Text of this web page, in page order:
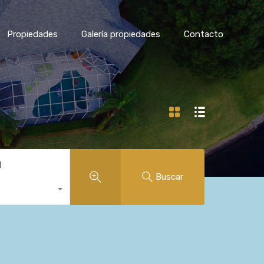
Propiedades Galería propiedades Contacto
Buscar